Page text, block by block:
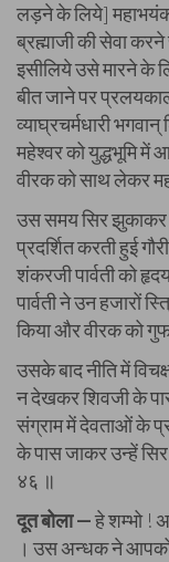
लड़ने के लिये]
ब्रह्माजी की सेवा
इसीलिये उसे मारने के
बीत जाने पर
व्याघ्रचर्मधारी
महेश्वर को युद्धभूमि में
वीरक को साथ लेकर
उस समय सिर झुकाकर
प्रदर्शित करती हुई
शंकरजी पार्वती को
पार्वती ने उन हजारों
किया और वीरक को
उसके बाद नीति में
न देखकर शिवजी के
संग्राम में देवताओं के
के पास जाकर उन्हें
४६ ॥
दूत बोला —हे शम्भो !
। उस अन्धक ने आपको